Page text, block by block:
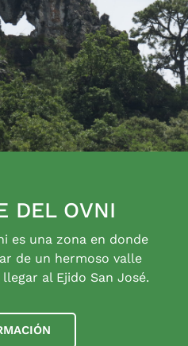
DEL OVNI
es una zona en donde
de un hermoso valle
al Ejido San José.